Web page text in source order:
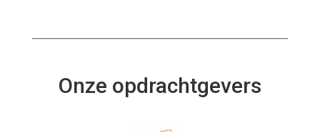
Onze opdrachtgevers